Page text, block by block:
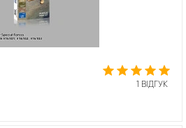
1 ВІДГУК